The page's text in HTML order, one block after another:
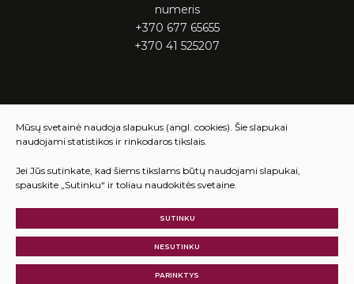
numeris
+370 677 65655
+370 41 525207
Penktadienis 12:00 – 15:45
© 2025 Visos teisės saugomos
Slapukų parinktys
Duomenų apsauga
Sukurta:TEXUS
Mūsų svetainė naudoja slapukus (angl. cookies). Šie slapukai
naudojami statistikos ir rinkodaros tikslais.
Jei Jūs sutinkate, kad šiems tikslams būtų naudojami slapukai,
spauskite „Sutinku“ ir toliau naudokitės svetaine.
SUTINKU
NESUTINKU
PARINKTYS